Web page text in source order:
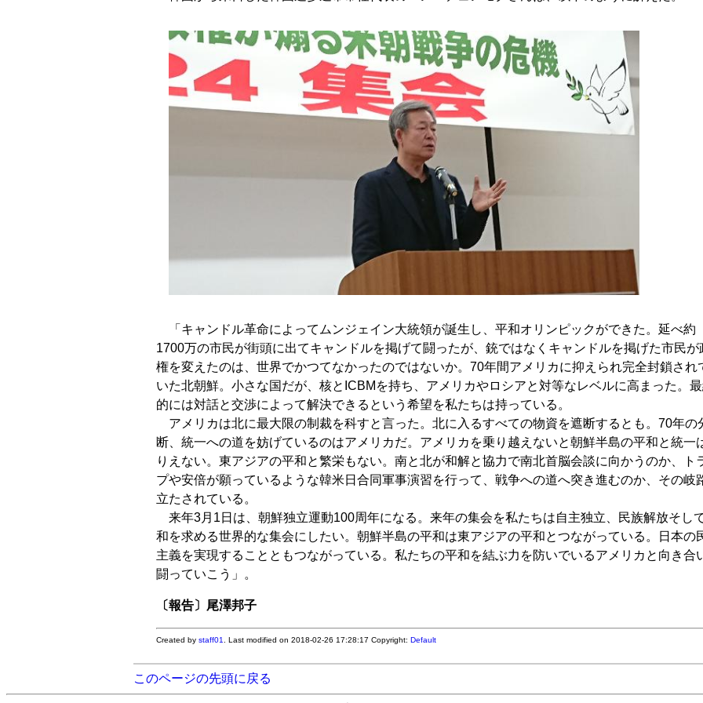
「キャンドル革命によってムンジェイン大統領が誕生し、平和オリンピックができた。延べ約
1700万の市民が街頭に出てキャンドルを掲げて闘ったが、銃ではなくキャンドルを掲げた市民が
権を変えたのは、世界でかつてなかったのではないか。70年間アメリカに抑えられ完全封鎖され
いた北朝鮮。小さな国だが、核とICBMを持ち、アメリカやロシアと対等なレベルに高まった。
的には対話と交渉によって解決できるという希望を私たちは持っている。
アメリカは北に最大限の制裁を科すと言った。北に入るすべての物資を遮断するとも。70年の
断、統一への道を妨げているのはアメリカだ。アメリカを乗り越えないと朝鮮半島の平和と統一
りえない。東アジアの平和と繁栄もない。南と北が和解と協力で南北首脳会談に向かうのか、ト
プや安倍が願っているような韓米日合同軍事演習を行って、戦争への道へ突き進むのか、その岐
立たされている。
来年3月1日は、朝鮮独立運動100周年になる。来年の集会を私たちは自主独立、民族解放そし
和を求める世界的な集会にしたい。朝鮮半島の平和は東アジアの平和とつながっている。日本の
主義を実現することともつながっている。私たちの平和を結ぶ力を防いでいるアメリカと向き合
闘っていこう」。
〔報告〕尾澤邦子
Created bystaff01. Last modified on 2018-02-26 17:28:17Copyright: Default
このページの先頭に戻る